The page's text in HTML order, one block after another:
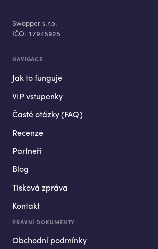
Swapper s.r.o.
IČO: 17945925
NAVIGACE
Jak to funguje
VIP vstupenky
Časté otázky (FAQ)
Recenze
Partneři
Blog
Tisková zpráva
Kontakt
PRÁVNÍ DOKUMENTY
Obchodní podmínky